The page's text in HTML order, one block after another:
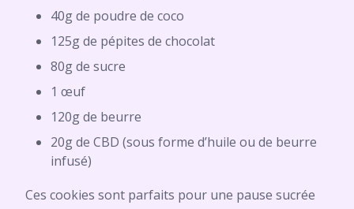
40g de poudre de coco
125g de pépites de chocolat
80g de sucre
1 œuf
120g de beurre
20g de CBD (sous forme d’huile ou de beurre
infusé)
Ces cookies sont parfaits pour une pause sucrée